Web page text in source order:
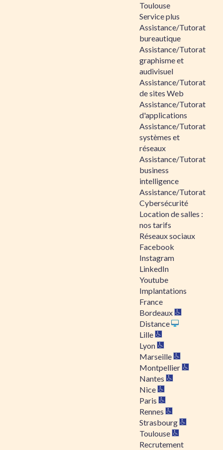
Toulouse
Service plus
Assistance/Tutorat
bureautique
Assistance/Tutorat
graphisme et
audivisuel
Assistance/Tutorat
de sites Web
Assistance/Tutorat
d'applications
Assistance/Tutorat
systèmes et
réseaux
Assistance/Tutorat
business
intelligence
Assistance/Tutorat
Cybersécurité
Location de salles :
nos tarifs
Réseaux sociaux
Facebook
Instagram
LinkedIn
Youtube
Implantations
France
Bordeaux
Distance
Lille
Lyon
Marseille
Montpellier
Nantes
Nice
Paris
Rennes
Strasbourg
Toulouse
Recrutement